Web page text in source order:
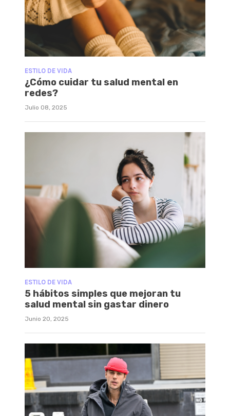
ESTILO DE VIDA
¿Cómo cuidar tu salud mental en
redes?
Julio 08, 2025
ESTILO DE VIDA
5 hábitos simples que mejoran tu
salud mental sin gastar dinero
Junio 20, 2025